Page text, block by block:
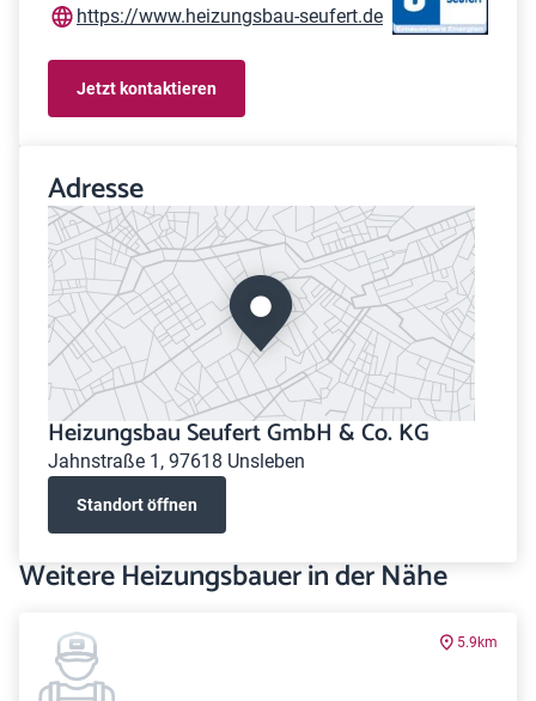
https://www.heizungsbau-seufert.de
Jetzt kontaktieren
Adresse
Heizungsbau Seufert GmbH & Co. KG
Jahnstraße 1, 97618 Unsleben
Standort öffnen
Weitere Heizungsbauer in der Nähe
5.9km